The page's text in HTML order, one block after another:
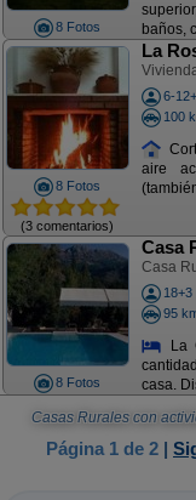
8 Fotos
baños,
8 Fotos
(3 comentarios)
La
6-
100
aire
8 Fotos
Casa
Casa
18+3
95
La
casa.
Casas Rurales con
Página 1 de 2 |